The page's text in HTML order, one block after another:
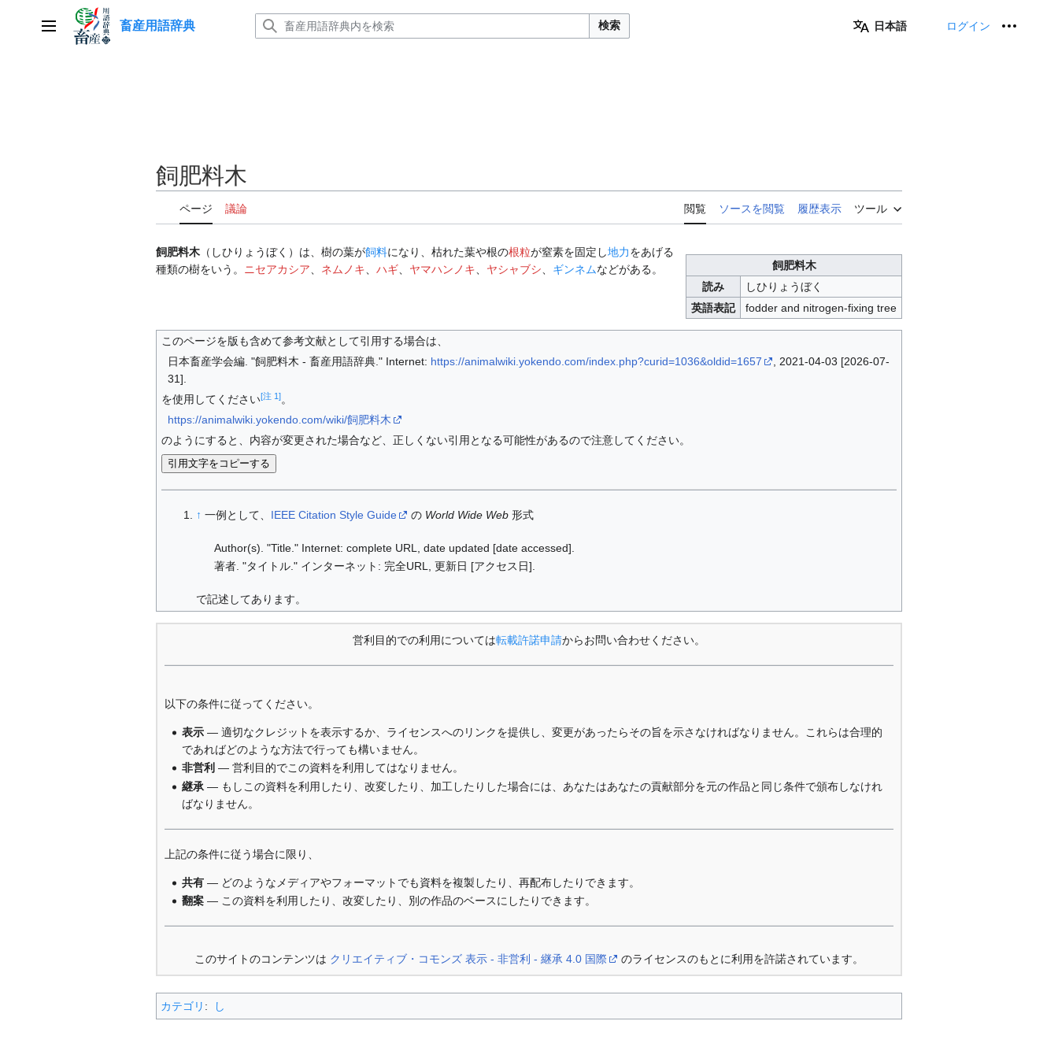
メインメニュー
畜産用語辞典 検索 日本語 ログイン
飼肥料木
ページ 議論 閲覧 ソースを閲覧 履歴表示 ツール
飼肥料木
読み
しひりょうぼく
英語表記
fodder and nitrogen-fixing tree
飼肥料木 （しひりょうぼく）は、樹の葉が飼料になり、枯れた葉や根の根粒が窒素を固定し地力をあげる
種類の樹をいう。 ニセアカシア ネムノキ ハギ ヤマハンノキ ヤシャブシ ギンネムなどがある。
このページを版も含めて参考文献として引用する場合は、
日本畜産学会編. "飼肥料木 - 畜産用語辞典." Internet: https://animalwiki.yokendo.com/index.php?curid=1036&oldid=1657
, 2021-04-03 [2026-07-
31].
を使用してください[注 1]。
https://animalwiki.yokendo.com/wiki/飼肥料木
のようにすると、内容が変更された場合など、正しくない引用となる可能性があるので注意してください。
引用文字をコピーする
↑ 一例として、 IEEE Citation Style Guide の World Wide Web 形式
Author(s). "Title." Internet: complete URL, date updated [date accessed].
著者. "タイトル." インターネット: 完全URL, 更新日 [アクセス日].
で記述してあります。
営利目的での利用については転載許諾申請からお問い合わせください。
以下の条件に従ってください。
表示 — 適切なクレジットを表示するか、ライセンスへのリンクを提供し、変更があったらその旨を示さなければなりません。これらは合理的
であればどのような方法で行っても構いません。
非営利 — 営利目的でこの資料を利用してはなりません。
継承 — もしこの資料を利用したり、改変したり、加工したりした場合には、あなたはあなたの貢献部分を元の作品と同じ条件で頒布しなけれ
ばなりません。
上記の条件に従う場合に限り、
共有 — どのようなメディアやフォーマットでも資料を複製したり、再配布したりできます。
翻案 — この資料を利用したり、改変したり、別の作品のベースにしたりできます。
このサイトのコンテンツは クリエイティブ・コモンズ 表示 - 非営利 - 継承 4.0 国際 のライセンスのもとに利用を許諾されています。
カテゴリ : し